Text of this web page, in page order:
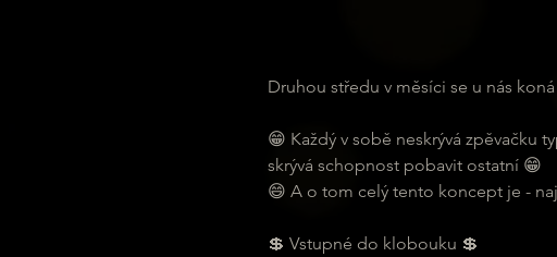
Druhou středu v měsíci se u nás
😁 Každý v sobě neskrývá zpěvačku
skrývá schopnost pobavit ostatní 😁
😄 A o tom celý tento koncept je -
💲 Vstupné do klobouku 💲